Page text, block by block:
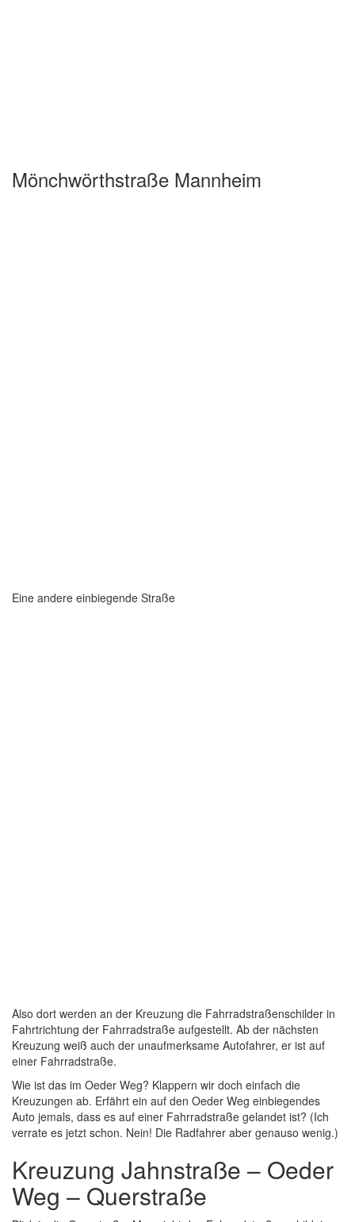
Mönchwörthstraße Mannheim
Eine andere einbiegende Straße
Also dort werden an der Kreuzung die Fahrradstraßenschilder in
Fahrtrichtung der Fahrradstraße aufgestellt. Ab der nächsten
Kreuzung weiß auch der unaufmerksame Autofahrer, er ist auf
einer Fahrradstraße.
Wie ist das im Oeder Weg? Klappern wir doch einfach die
Kreuzungen ab. Erfährt ein auf den Oeder Weg einbiegendes
Auto jemals, dass es auf einer Fahrradstraße gelandet ist? (Ich
verrate es jetzt schon. Nein! Die Radfahrer aber genauso wenig.)
Kreuzung Jahnstraße – Oeder
Weg – Querstraße